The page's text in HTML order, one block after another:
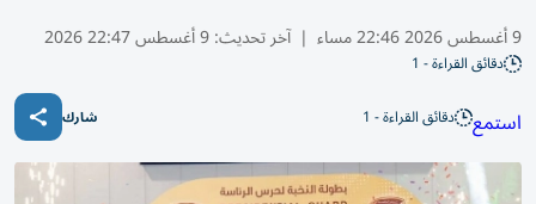
9 أغسطس 2026 22:46 مساء | آخر تحديث:9 أغسطس 22:47 2026
دقائق القراءة - 1
استمع دقائق القراءة - 1 شارك